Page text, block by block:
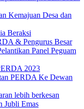
Kemajuan Desa dan
Beraksi
& Pengurus Besar
Panel Peguam
2023
PERDA Ke Dewan
lebih berkesan
Jubli Emas